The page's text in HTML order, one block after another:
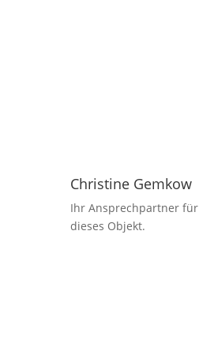
Christine Gemkow
Ihr Ansprechpartner für
dieses Objekt.